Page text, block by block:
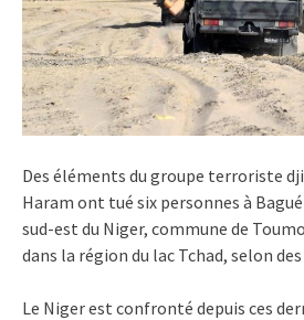
Des éléments du groupe terroriste
Haram ont tué six personnes à
sud-est du Niger, commune de
dans la région du lac Tchad, selon
Le Niger est confronté depuis ces